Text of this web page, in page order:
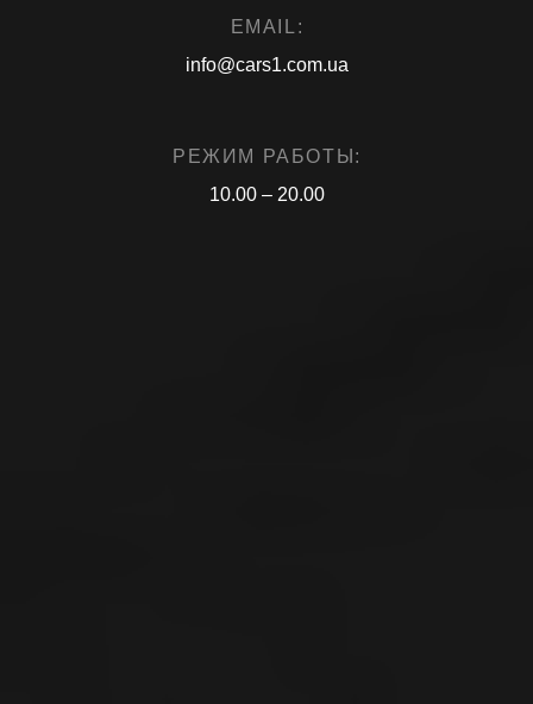
EMAIL:
info@cars1.com.ua
РЕЖИМ РАБОТЫ:
10.00 – 20.00